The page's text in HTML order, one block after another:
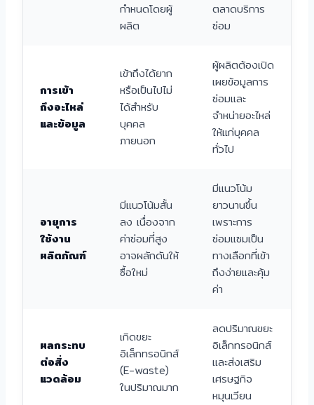
กำหนดโดยผู้
ผลิต
ตลาดบริการ
ซ่อม
การเข้า
ถึงอะไหล่
และข้อมูล
เข้าถึงได้ยาก
หรือเป็นไปไม่
ได้สำหรับ
บุคคล
ภายนอก
ผู้ผลิตต้องเปิด
เผยข้อมูลการ
ซ่อมและ
จำหน่ายอะไหล่
ให้แก่บุคคล
ทั่วไป
อายุการ
ใช้งาน
ผลิตภัณฑ์
มีแนวโน้มสั้น
ลง เนื่องจาก
ค่าซ่อมที่สูง
อาจผลักดันให้
ซื้อใหม่
มีแนวโน้ม
ยาวนานขึ้น
เพราะการ
ซ่อมแซมเป็น
ทางเลือกที่เข้า
ถึงง่ายและคุ้ม
ค่า
ผลกระทบ
ต่อสิ่ง
แวดล้อม
เกิดขยะ
อิเล็กทรอนิกส์
(E-waste)
ในปริมาณมาก
ลดปริมาณขยะ
อิเล็กทรอนิกส์
และส่งเสริม
เศรษฐกิจ
หมุนเวียน